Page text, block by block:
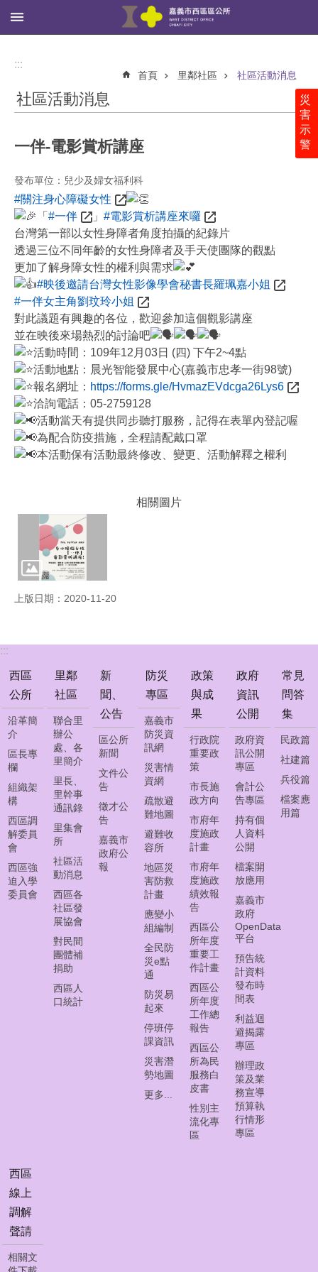
跳到主要內容區塊
搜
西
公
里
鄰
社
區
新
聞、
公
告
防
災
專
區
政
策
資
訊
公
問
答
集
西
區
線
上
調
解
聲
請
網
頁
導
料
開
放
宣
告
隱
災
害
示
警
:::
首頁 里鄰社區 社區活動消息
社區活動消息
一伴-電影賞析講座
發布單位：兒少及婦女福利科
#關注身心障礙女性
「 #一伴 」 #電影賞析講座來囉
台灣第一部以女性身障者角度拍攝的紀錄片
透過三位不同年齡的女性身障者及手天使團隊的觀點
更加了解身障女性的權利與需求
#映後邀請台灣女性影像學會秘書長羅珮嘉小姐
#一伴女主角劉玟玲小姐
對此議題有興趣的各位，歡迎參加這個觀影講座
並在映後來場熱烈的討論吧
活動時間：109年12月03日 (四) 下午2~4點
活動地點：晨光智能發展中心(嘉義市忠孝一街98號)
報名網址： https://forms.gle/HvmazEVdcga26Lys6
洽詢電話：05-2759128
活動當天有提供同步聽打服務，記得在表單內登記喔
為配合防疫措施，全程請配戴口罩
本活動保有活動最終修改、變更、活動解釋之權利
相關圖片
上版日期：2020-11-20
:::
西區
公所
沿革簡
介
區長專
欄
組織架
構
西區調
解委員
會
西區強
迫入學
委員會
里鄰
社區
聯合里
辦公
處、各
里簡介
里長、
里幹事
通訊錄
里集會
所
社區活
動消息
西區各
社區發
展協會
對民間
團體補
捐助
西區人
口統計
新
聞、
公告
區公所
新聞
文件公
告
徵才公
告
嘉義市
政府公
報
防災
專區
嘉義市
防災資
訊網
災害情
資網
疏散避
難地圖
避難收
容所
地區災
害防救
計畫
應變小
組編制
全民防
災e點
通
防災易
起來
停班停
課資訊
災害潛
勢地圖
更多...
政策
與成
果
行政院
重要政
策
市長施
政方向
市府年
度施政
計畫
市府年
度施政
績效報
告
西區公
所年度
重要工
作計畫
西區公
所年度
工作總
報告
西區公
所為民
服務白
皮書
性別主
流化專
區
政府
資訊
公開
政府資
訊公開
專區
會計公
告專區
持有個
人資料
公開
檔案開
放應用
嘉義市
政府
OpenData
平台
預告統
計資料
發布時
間表
利益迴
避揭露
專區
辦理政
策及業
務宣導
預算執
行情形
專區
常見
問答
集
民政篇
社建篇
兵役篇
檔案應
用篇
西區
線上
調解
聲請
相關文